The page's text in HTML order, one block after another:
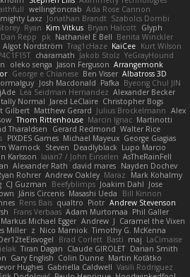
wellingtoncrab Ada Rose Cannon
Laxz Jonathan Brandt Szabolcs Dombi
Ryan Kim Vitkus Bryan Halcott Glyph
Dan Repp pk Nathaniel E Bell Benita Winckler
Algot Nordström Trag1cHaze KaiCee Kurt Wilson
charamath Jakob Stolz YeGrayHound
oleko senga Jason Ferguson Arrangemonk
George e Chianese Ben Visser Albatross 3D
Josh Macdonald Pafka Byeong Chul JIN
jAde Lea Seidman Hernandez Alexander Becker
Normal Jared LeClaire Christopher Bogs
Gilbert Matthew Gerard Julius Brockelmann Alex
Thom Rittenhouse Marcin Ignac Martinotti
Tharaldsen Gerard Redmond Walter Rice
PIXDES Games Michael Mayeux George Giagias
Warnock Steven Deadlyblack Lupo Marcio
Karlsson Iaian7 / John Einselen AsTheRainFell
Alexander Rath david mares Nayden Dochev
Rohrer Andrew Oakley Maraz
Mark Kohalmy
CJ Guzman Beefyblimps Joakim Dahl Jose
Jānis Circenis Masashi Ueda
Bill Kinnon
Rens Bais qualtro Piotr Andrew Stevenson
Frans Verbaas Adam Murtomaa Phil Galler
Markus Michael Egger Andrew J Caramel the Vixen
Miller z Nico Marniok Timothy G. McKenna
Brad Corlett Basti maj LaCimaise
Tiran Dagan Claude GIROLET Darian Smith
Gary English Colin Dunne Martin Koťátko
Hughes Gabriella Caldwell Vasili Rodriguez